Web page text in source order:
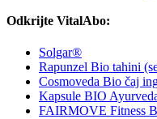
Odkrijte VitalAbo:
Solgar®
Rapunzel Bio tahini
Cosmoveda Bio čaj
Kapsule BIO
FAIRMOVE Fitness